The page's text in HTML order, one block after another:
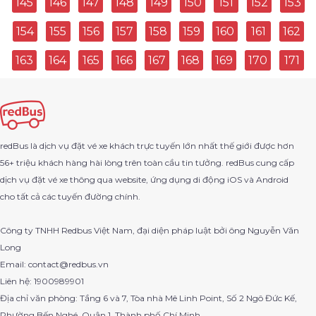
Hồ Chí Minh Đi Bàu Bàng
Quảng Ninh Đi Thạch Hà
Lai Vung Đi Thủ Dầu Một
Krông Năng Đi Sân Bay Tân Sơn Nhất
Giá Rai Đi Quận 11
Quận 11 Đi Phước Long
An Phú Đi Long Xuyên
145 146 147 148 149 150 151 152 153
154 155 156 157 158 159 160 161 162
163 164 165 166 167 168 169 170 171
redBus là dịch vụ đặt vé xe khách trực tuyến lớn nhất thế giới được hơn
56+ triệu khách hàng hài lòng trên toàn cầu tin tưởng. redBus cung cấp
dịch vụ đặt vé xe thông qua website, ứng dụng di động iOS và Android
cho tất cả các tuyến đường chính.
Công ty TNHH Redbus Việt Nam, đại diện pháp luật bởi ông Nguyễn Văn
Long
Email: contact@redbus.vn
Liên hệ: 1900989901
Địa chỉ văn phòng: Tầng 6 và 7, Tòa nhà Mê Linh Point, Số 2 Ngô Đức Kế,